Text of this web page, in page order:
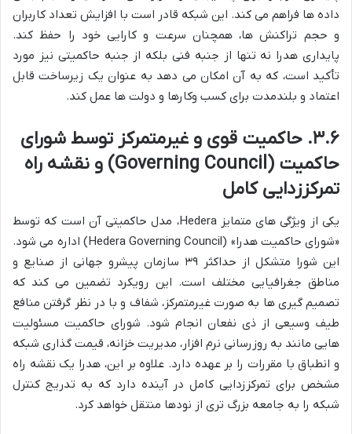
داده ها فراهم می کند. این شبکه قادر است با افزایش تعداد کاربران
و حجم تراکنش ها، همچنان سرعت و کارایی خود را حفظ کند.
پایداری هدرا نه تنها از جنبه فنی بلکه از جنبه حاکمیتی نیز مورد
تأکید است، که به آن امکان می دهد به عنوان یک زیرساخت قابل
اعتماد و بلندمدت برای کسب وکارها و دولت ها عمل کند.
۳.۶. حاکمیت قوی و غیرمتمرکز توسط شورای
حاکمیت (Governing Council) و نقشه راه
تمرکززدایی کامل
یکی از ویژگی های متمایز Hedera، مدل حاکمیتی آن است که توسط
«شورای حاکمیت هدرا» (Hedera Governing Council) اداره می شود.
این شورا متشکل از حداکثر ۳۹ سازمان پیشرو جهانی از صنایع و
مناطق جغرافیایی مختلف است. این رویکرد تضمین می کند که
تصمیم گیری ها به صورت غیرمتمرکز، شفاف و با در نظر گرفتن منافع
طیف وسیعی از ذی نفعان انجام شود. شورای حاکمیت مسئولیت
هایی مانند به روزرسانی نرم افزار، مدیریت خزانه، قیمت گذاری شبکه
و انطباق با مقررات را بر عهده دارد. علاوه بر این، هدرا یک نقشه راه
مشخص برای تمرکززدایی کامل در آینده دارد که به تدریج کنترل
شبکه را به جامعه بزرگ تری از نودها منتقل خواهد کرد.